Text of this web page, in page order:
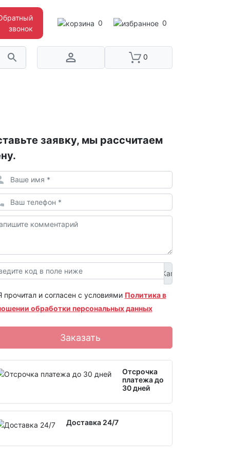
0 0
звонок
0
заявку, мы рассчитаем
прочитал и согласен с условиями Политика в
обработки персональных данных
Заказать
Отсрочка
платежа до
30 дней
Доставка 24/7